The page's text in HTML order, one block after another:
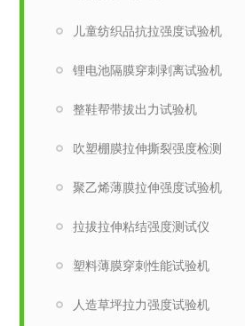
儿童纺织品抗拉强度试验机
锂电池隔膜穿刺剥离试验机
整鞋帮带拔出力试验机
吹塑棚膜拉伸撕裂强度检测
聚乙烯薄膜拉伸强度试验机
拉拔拉伸粘结强度测试仪
塑料薄膜穿刺性能试验机
人造草坪拉力强度试验机